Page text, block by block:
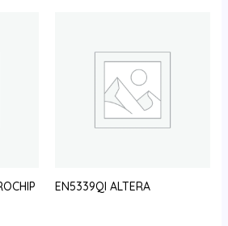
EN5339QI ALTERA